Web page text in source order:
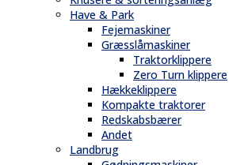
Have & Park
Fejemaskiner
Græsslåmaskiner
Traktorklippere
Zero Turn klippere
Hækkeklippere
Kompakte traktorer
Redskabsbærer
Andet
Landbrug